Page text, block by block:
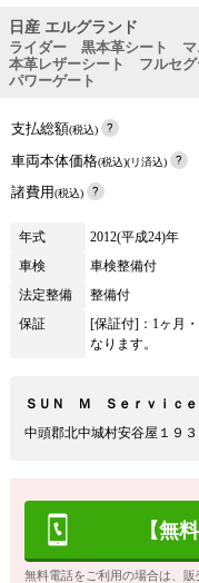
日産 エルグランド
ライダー 黒本革シート マ
本革レザーシート フルセ
パワーゲート
支払総額(税込)
車両本体価格(税込)(リ済込)
諸費用(税込)
年式 2012(平成24)年
車検
車検整備付
法定整備
整備付
保証
[保証付]：1ヶ月
なります。
ＳＵＮ Ｍ Ｓｅｒｖｉｃ
中頭郡北中城村安谷屋１９３
【無
無料電話をご利用の場合は、販